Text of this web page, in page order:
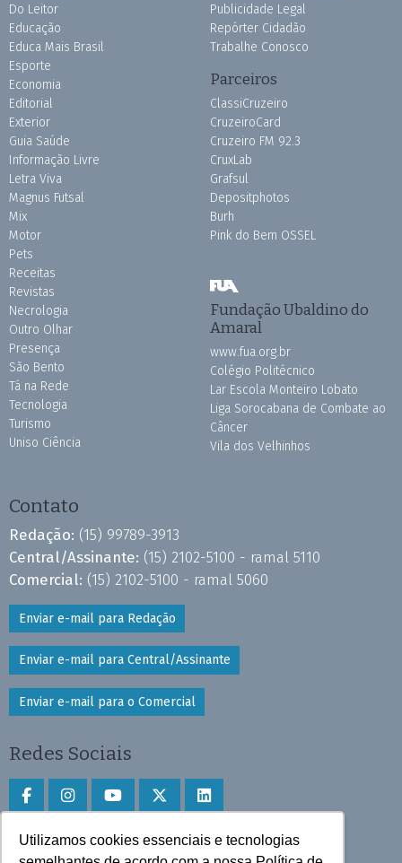
Utilizamos cookies essenciais e tecnologias
Do Leitor
Educação
Educa Mais Brasil
Esporte
Economia
Editorial
Exterior
Guia Saúde
Informação Livre
Letra Viva
Magnus Futsal
Mix
Motor
Pets
Receitas
Revistas
Necrologia
Outro Olhar
Presença
São Bento
Tá na Rede
Tecnologia
Turismo
Uniso Ciência
Publicidade Legal
Repórter Cidadão
Trabalhe Conosco
Parceiros
ClassiCruzeiro
CruzeiroCard
Cruzeiro FM 92.3
CruxLab
Grafsul
Depositphotos
Burh
Pink do Bem OSSEL
Fundação Ubaldino do
Amaral
www.fua.org.br
Colégio Politécnico
Lar Escola Monteiro Lobato
Liga Sorocabana de Combate ao
Câncer
Vila dos Velhinhos
Contato
Redação: (15) 99789-3913
Central/Assinante: (15) 2102-5100 - ramal 5110
Comercial: (15) 2102-5100 - ramal 5060
Enviar e-mail para Redação
Enviar e-mail para Central/Assinante
Enviar e-mail para o Comercial
Redes Sociais
Faça download do aplicativo